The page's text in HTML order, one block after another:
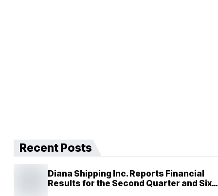
Recent Posts
Diana Shipping Inc. Reports Financial
Results for the Second Quarter and Six